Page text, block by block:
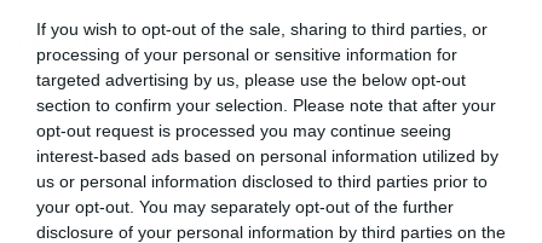
If you wish to opt-out of the sale, sharing to third parties, or
processing of your personal or sensitive information for
targeted advertising by us, please use the below opt-out
section to confirm your selection. Please note that after your
opt-out request is processed you may continue seeing
interest-based ads based on personal information utilized by
us or personal information disclosed to third parties prior to
your opt-out. You may separately opt-out of the further
disclosure of your personal information by third parties on the
TAGS: ΒΡΕΤΑΝΙΑ ΔΙΑΦΘΟΡΑ ΝΑΪΤΖΕΛ ΦΑΡΑΤΖ